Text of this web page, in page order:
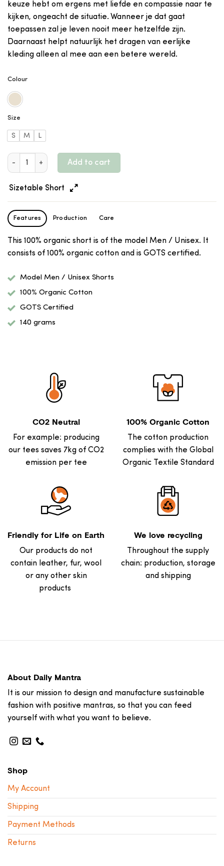
keuze hebt om ergens met liefde en compassie naar te
kijken, ongeacht de situatie. Wanneer je dat gaat
toepassen zal je leven nooit meer hetzelfde zijn.
Daarnaast helpt natuurlijk het dragen van eerlijke
kleding alleen al mee aan een betere wereld.
Colour
Size
S M L
100% biologisch kantoenen unisex short - I GROW POSITIVE
Add to cart
Sizetable Short
Features Production Care
This 100% organic short is of the model Men / Unisex. It
consists of 100% organic cotton and is GOTS certified.
Model Men / Unisex Shorts
100% Organic Cotton
GOTS Certified
140 grams
CO2 Neutral
For example: producing
our tees saves 7kg of CO2
emission per tee
100% Organic Cotton
The cotton production
complies with the Global
Organic Textile Standard
Friendly for Life on Earth
Our products do not
contain leather, fur, wool
or any other skin
products
We love recycling
Throughout the supply
chain: production, storage
and shipping
About Daily Mantra
It is our mission to design and manufacture sustainable
fashion with positive mantras, so that you can feed
yourself with what you want to believe.
Shop
My Account
Shipping
Payment Methods
Returns